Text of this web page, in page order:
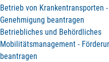
Betrieb von Krankentransporten -
Genehmigung beantragen
Betriebliches und Behördliches
Mobilitätsmanagement -
beantragen